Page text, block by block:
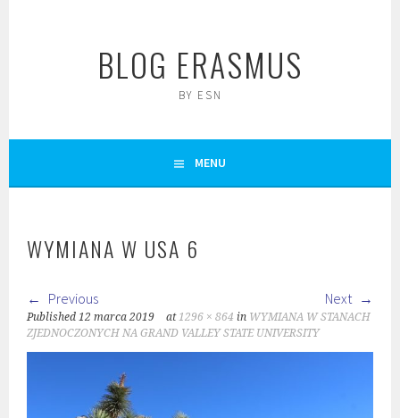
BLOG ERASMUS
BY ESN
MENU
WYMIANA W USA 6
Previous Next
Published12 marca 2019 at1296 × 864 in WYMIANA W STANACH
ZJEDNOCZONYCH NA GRAND VALLEY STATE UNIVERSITY